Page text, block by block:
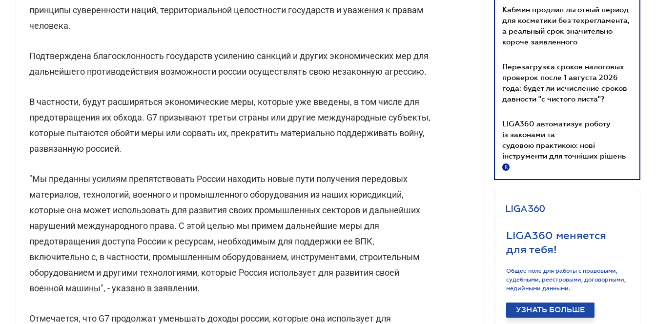
принципы суверенности наций, территориальной целостности государств и уважения к правам
человека.
Подтверждена благосклонность государств усилению санкций и других экономических мер для
дальнейшего противодействия возможности россии осуществлять свою незаконную агрессию.
В частности, будут расширяться экономические меры, которые уже введены, в том числе для
предотвращения их обхода. G7 призывают третьи страны или другие международные субъекты,
которые пытаются обойти меры или сорвать их, прекратить материально поддерживать войну,
развязанную россией.
"Мы преданны усилиям препятствовать России находить новые пути получения передовых
материалов, технологий, военного и промышленного оборудования из наших юрисдикций,
которые она может использовать для развития своих промышленных секторов и дальнейших
нарушений международного права. С этой целью мы примем дальнейшие меры для
предотвращения доступа России к ресурсам, необходимым для поддержки ее ВПК,
включительно с, в частности, промышленным оборудованием, инструментами, строительным
оборудованием и другими технологиями, которые Россия использует для развития своей
военной машины", - указано в заявлении.
Отмечается, что G7 продолжат уменьшать доходы россии, которые она использует для
Кабмин продлил льготный период
для косметики без техрегламента,
а реальный срок значительно
короче заявленного
Перезагрузка сроков налоговых
проверок после 1 августа 2026
года: будет ли исчисление сроков
давности "с чистого листа"?
LIGA360 автоматизує роботу
із законами та
судовою практикою: нові
інструменти для точніших рішень
R
LIGA360 меняется
для тебя!
Общее поле для работы с правовыми,
судебными, реестровыми, договорными,
медийными данными.
УЗНАТЬ БОЛЬШЕ